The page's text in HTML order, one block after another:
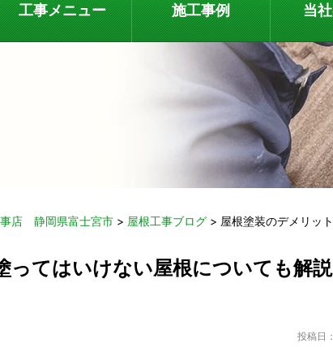
工事メニュー 施工事例 当
事店 静岡県富士宮市 > 屋根工事ブログ > 屋根塗装のデメリッ
ってはいけない屋根についても解
投稿日